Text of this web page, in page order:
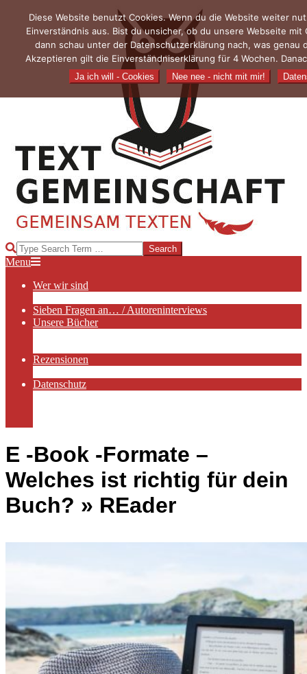
content
TEXTGEMEINSCHAFT
Search
Primary
Menu
Menu
Wer wir sind
Sieben Fragen an… / Autoreninterviews
Unsere Bücher
Rezensionen
Datenschutz
E -Book -Formate –
Welches ist richtig für dein
Buch? » REader
Diese Website benutzt Cookies. Wenn du die Website weiter
Einverständnis aus. Bist du unsicher, ob du unsere Webseite
dann schau unter der Datenschutzerklärung nach, was genau
Akzeptieren gilt die Einverständniserklärung für 4 Wochen.
Ja ich will - Cookies Nee nee - nicht mit mir!